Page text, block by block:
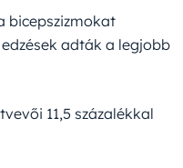
bicepszizmokat
adták a legjobb
11,5 százalékkal